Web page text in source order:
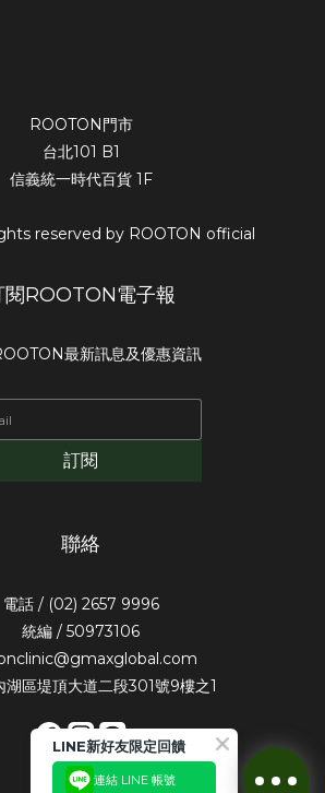
ROOTON門市
台北101 B1
信義統一時代百貨 1F
reserved by ROOTON official
閱ROOTON電子報
最新訊息及優惠資訊
訂閱
聯絡
電話 / (02) 2657 9996
統編 / 50973106
湖區堤頂大道二段301號9樓之1
LINE新好友限定回饋
連結 LINE 帳號